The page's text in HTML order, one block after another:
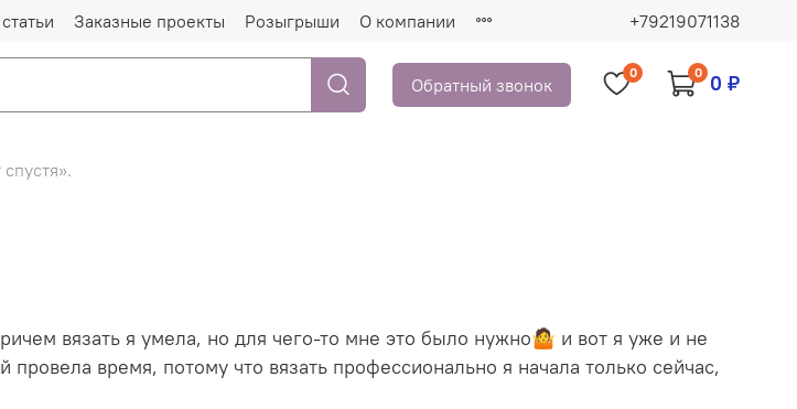
Заказные проекты Розыгрыши О компании +79219071138
Обратный звонок
0 0 0 ₽
вязать я умела, но для чего-то мне это было нужно🤷 и вот я уже и не
время, потому что вязать профессионально я начала только сейчас,